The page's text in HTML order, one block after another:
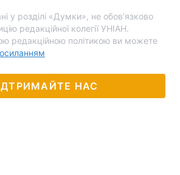
у розділі «Думки», не обов’язково
редакційної колегії УНІАН.
редакційною політикою ви можете
НАС